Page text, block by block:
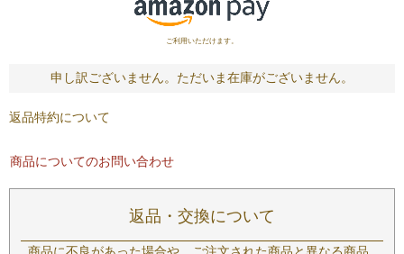
ご利用いただけます。
申し訳ございません。ただいま在庫がございません。
返品特約について
商品についてのお問い合わせ
返品・交換について